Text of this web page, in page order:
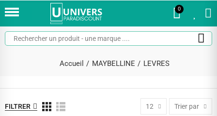
0
Accueil MAYBELLINE LEVRES
FILTRER 12 Trier par